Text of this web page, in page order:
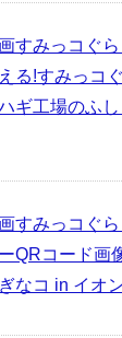
すみっコぐ
る!すみっコ
ギ工場のふ
すみっコぐ
QRコード画
なコ in イオ